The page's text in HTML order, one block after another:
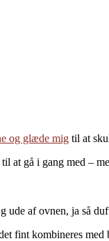
og glæde mig til at
at gå i gang med –
ude af ovnen, ja så
fint kombineres